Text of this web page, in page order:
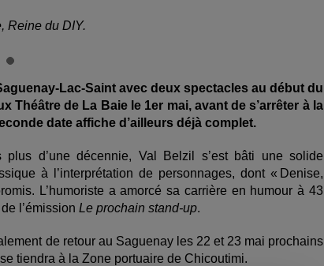
Reine du DIY.
Lac-Saint avec deux spectacles au début du
Théâtre de La Baie le 1er mai, avant de s’arrêter à la
date affiche d’ailleurs déjà complet.
d’une décennie, Val Belzil s’est bâti une solide
à l’interprétation de personnages, dont « Denise,
L’humoriste a amorcé sa carrière en humour à 43
l’émission Le prochain stand-up.
de retour au Saguenay les 22 et 23 mai prochains
tiendra à la Zone portuaire de Chicoutimi.